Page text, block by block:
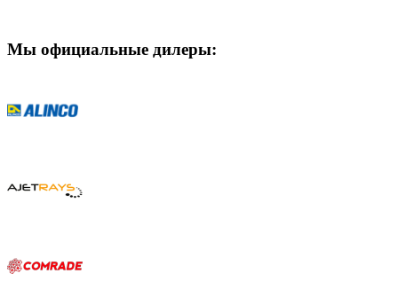
Мы официальные дилеры: